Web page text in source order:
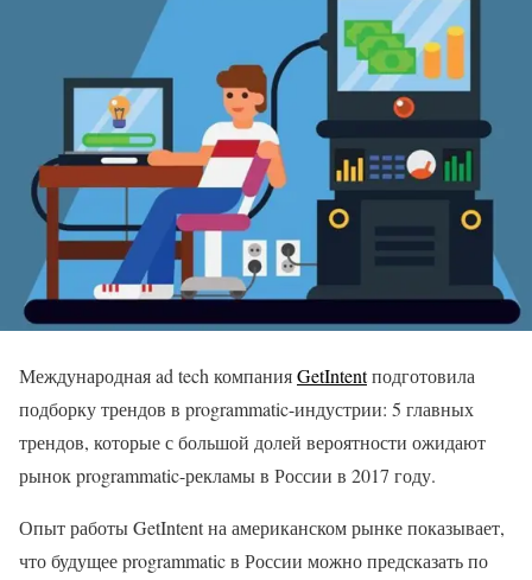
Международная ad tech компанияGetIntentподготовила
подборку трендов в programmatic-индустрии: 5 главных
трендов, которые с большой долей вероятности ожидают
рынок programmatic-рекламы в России в 2017 году.
Опыт работы GetIntent на американском рынке показывает,
что будущее programmatic в России можно предсказать по